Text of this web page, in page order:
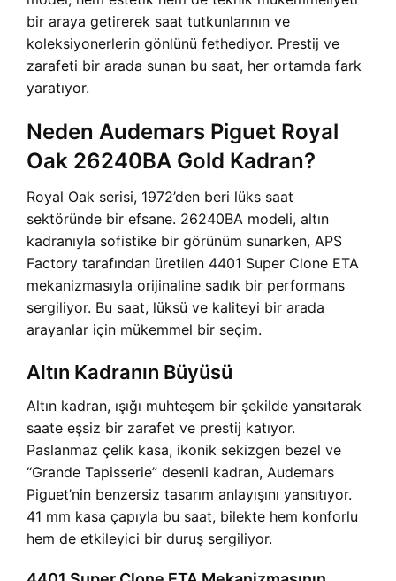
bir araya getirerek saat tutkunlarının ve
koleksiyonerlerin gönlünü fethediyor. Prestij ve
zarafeti bir arada sunan bu saat, her ortamda fark
yaratıyor.
Neden Audemars Piguet Royal
Oak 26240BA Gold Kadran?
Royal Oak serisi, 1972’den beri lüks saat
sektöründe bir efsane. 26240BA modeli, altın
kadranıyla sofistike bir görünüm sunarken, APS
Factory tarafından üretilen 4401 Super Clone ETA
mekanizmasıyla orijinaline sadık bir performans
sergiliyor. Bu saat, lüksü ve kaliteyi bir arada
arayanlar için mükemmel bir seçim.
Altın Kadranın Büyüsü
Altın kadran, ışığı muhteşem bir şekilde yansıtarak
saate eşsiz bir zarafet ve prestij katıyor.
Paslanmaz çelik kasa, ikonik sekizgen bezel ve
“Grande Tapisserie” desenli kadran, Audemars
Piguet’nin benzersiz tasarım anlayışını yansıtıyor.
41 mm kasa çapıyla bu saat, bilekte hem konforlu
hem de etkileyici bir duruş sergiliyor.